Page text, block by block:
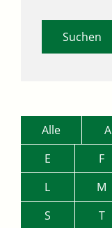
Alle A
E
F
L
M
S
T